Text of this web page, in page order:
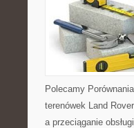
Polecamy
terenówek Land
a przeciąganie